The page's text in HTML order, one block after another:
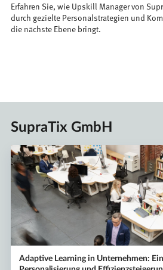
Erfahren Sie, wie Upskill Manager von
durch gezielte Personalstrategien und
die nächste Ebene bringt.
SupraTix GmbH
Adaptive Learning in Unternehmen: